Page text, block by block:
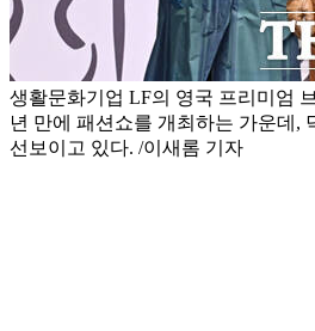
생활문화기업 LF의 영국 프리미엄
년 만에 패션쇼를 개최하는 가운데,
선보이고 있다. /이새롬 기자